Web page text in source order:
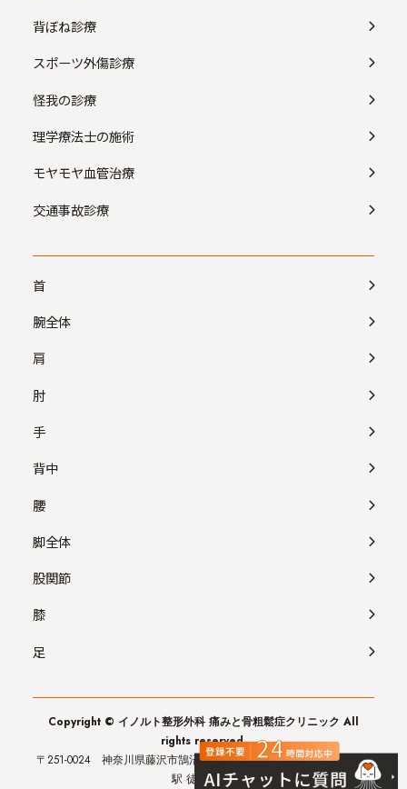
背ぼね診療
スポーツ外傷診療
怪我の診療
理学療法士の施術
モヤモヤ血管治療
交通事故診療
首
腕全体
肩
肘
手
背中
腰
脚全体
股関節
膝
足
Copyright © イノルト整形外科 痛みと骨粗鬆症クリニック All
rights reserved.
〒251-0024 神奈川県藤沢市鵠沼橘1-1-1 第2外岡ビル 3階 （JR藤沢
駅 徒歩3分）